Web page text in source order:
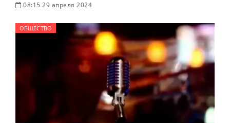
08:15 29 апреля 2024
ОБЩЕСТВО